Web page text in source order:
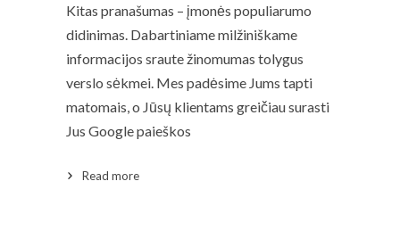
Kitas pranašumas – įmonės populiarumo
didinimas. Dabartiniame milžiniškame
informacijos sraute žinomumas tolygus
verslo sėkmei. Mes padėsime Jums tapti
matomais, o Jūsų klientams greičiau surasti
Jus Google paieškos
Read more